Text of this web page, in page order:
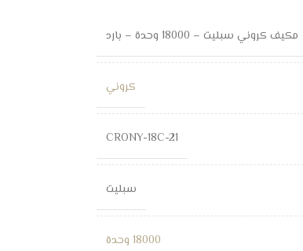
مكيف كروني سبليت – 18000 وحدة – بارد
كروني
CRONY-18C-21
سبليت
18000 وحدة